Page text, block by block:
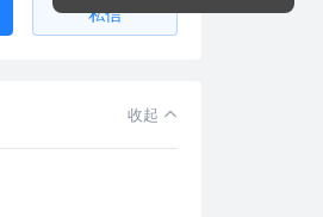
私信
收起